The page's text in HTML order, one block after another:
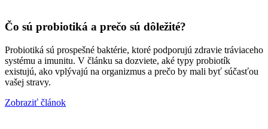
Čo sú probiotiká a prečo sú dôležité?
Probiotiká sú prospešné baktérie, ktoré podporujú zdravie tráviaceho
systému a imunitu. V článku sa dozviete, aké typy probiotík
existujú, ako vplývajú na organizmus a prečo by mali byť súčasťou
vašej stravy.
Zobraziť článok